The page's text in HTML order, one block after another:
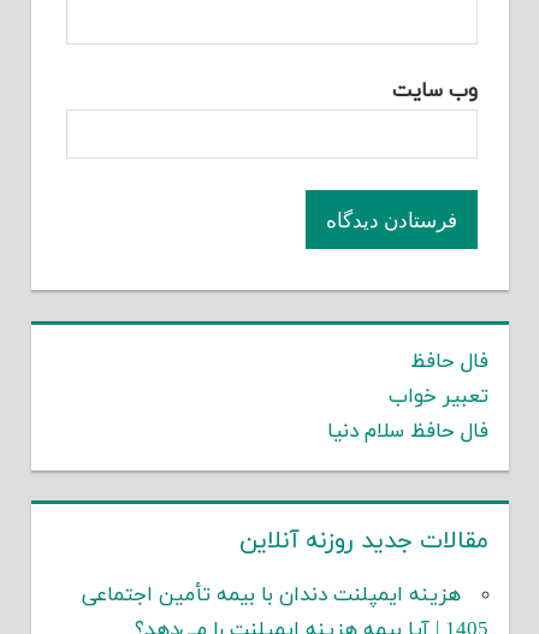
وب‌ سایت
فال حافظ
تعبیر خواب
فال حافظ سلام دنیا
مقالات جدید روزنه آنلاین
هزینه ایمپلنت دندان با بیمه تأمین اجتماعی